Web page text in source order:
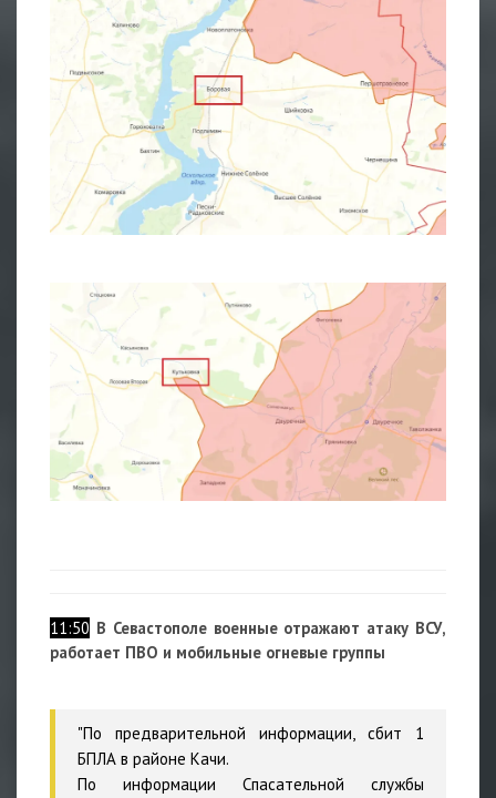
11:50 В Севастополе военные отражают атаку ВСУ,
работает ПВО и мобильные огневые группы
"По предварительной информации, сбит 1
БПЛА в районе Качи.
По информации Спасательной службы